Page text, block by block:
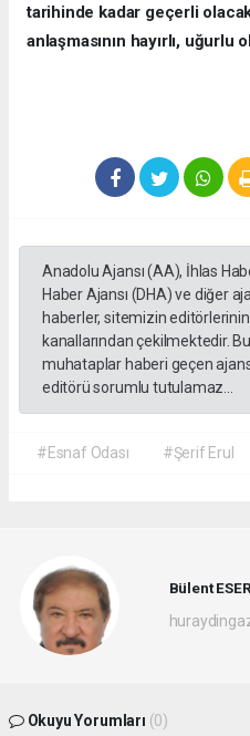
tarihinde kadar geçerli
anlaşmasının hayırlı, uğurlu
Anadolu Ajansı (AA), İhlas
Haber Ajansı (DHA) ve diğer
haberler, sitemizin
kanallarından çekilmektedir.
muhataplar haberi geçen
editörü sorumlu tutulamaz...
#Esnaf Odası #Şerif Erul
Bülent ESER
Okuyu Yorumları (0)